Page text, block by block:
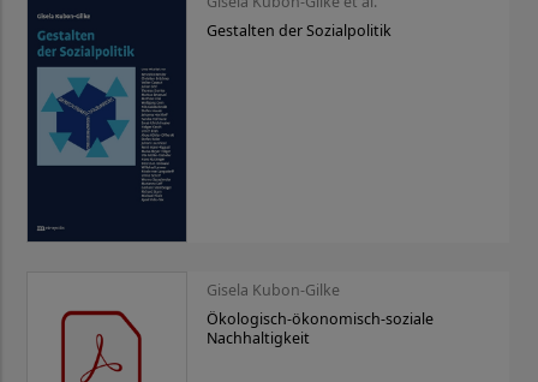
Gestalten der Sozialpolitik
Gisela Kubon-Gilke
Ökologisch-ökonomisch-soziale
Nachhaltigkeit